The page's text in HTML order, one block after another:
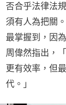
否合乎法律法
須有人為把關
最掌握到，因
周偉然指出，
更有效率，但
代。」